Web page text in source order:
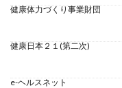
健康体力づくり事業財団
健康日本２１(第二次)
e-ヘルスネット